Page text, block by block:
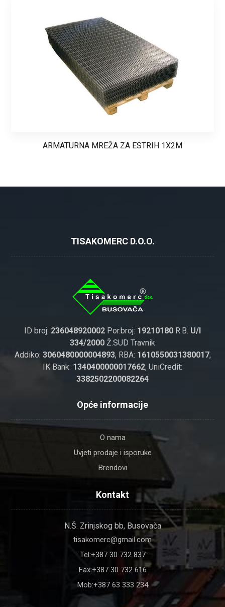
ARMATURNA MREŽA ZA ESTRIH 1X2M
TISAKOMERC D.O.O.
ID broj: 236048920002 Por.broj: 19210180 R.B. U/I
334/2000 Ž.SUD Travnik
Addiko: 3060480000004893, RBA: 1610550031380017,
IK Bank: 1340400000017662, UniCredit:
3382502200082264
Opće informacije
O nama
Uvjeti prodaje i isporuke
Brendovi
Kontakt
N.Š. Zrinjskog bb, Busovača
tisakomerc@gmail.com
Tel:+387 30 732 837
Fax:+387 30 732 616
Mob:+387 63 333 234